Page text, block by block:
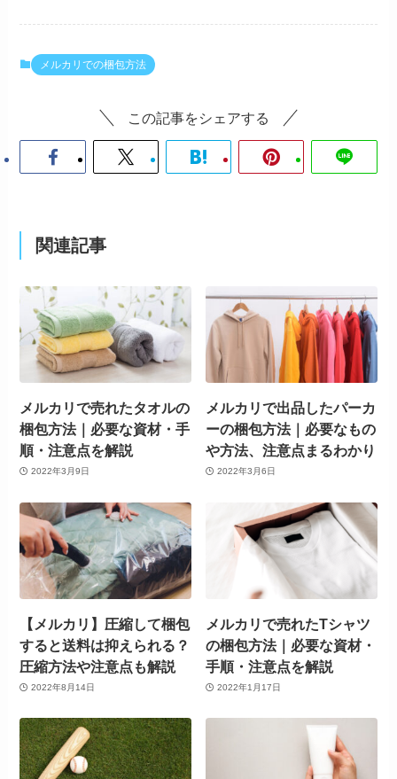
メルカリでの梱包方法
この記事をシェアする
関連記事
メルカリで売れたタオルの
梱包方法｜必要な資材・手
順・注意点を解説
2022年3月9日
メルカリで出品したパーカ
ーの梱包方法｜必要なもの
や方法、注意点まるわかり
2022年3月6日
【メルカリ】圧縮して梱包
すると送料は抑えられる？
圧縮方法や注意点も解説
2022年8月14日
メルカリで売れたTシャツ
の梱包方法｜必要な資材・
手順・注意点を解説
2022年1月17日